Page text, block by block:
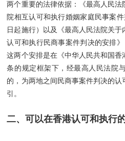
两个重要的法律依据：《最高人民
院相互认可和执行婚姻家庭民事案
日起施行）以及《最高人民法院关
认可和执行民商事案件判决的安排》
这两个安排是在《中华人民共和国
条的规定框架下，经最高人民法院
的，为两地之间民商事案件判决的
引。
二、可以在香港认可和执行